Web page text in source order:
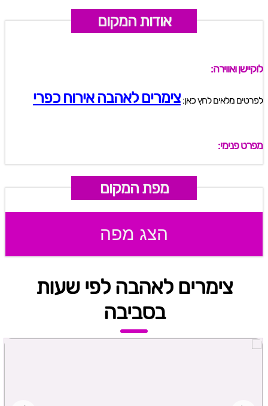
אודות המקום
לוקיישן ואווירה:
לפרטים מלאים לחץ כאן:צימרים לאהבה אירוח כפרי
מפרט פנימי:
מפת המקום
הצג מפה
צימרים לאהבה לפי שעות
בסביבה